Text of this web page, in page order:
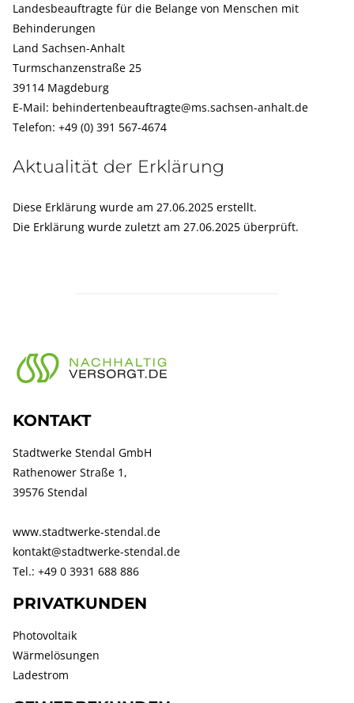
Landesbeauftragte für die Belange von Menschen mit
Behinderungen
Land Sachsen-Anhalt
Turmschanzenstraße 25
39114 Magdeburg
E-Mail: behindertenbeauftragte@ms.sachsen-anhalt.de
Telefon: +49 (0) 391 567-4674
Aktualität der Erklärung
Diese Erklärung wurde am 27.06.2025 erstellt.
Die Erklärung wurde zuletzt am 27.06.2025 überprüft.
KONTAKT
Stadtwerke Stendal GmbH
Rathenower Straße 1,
39576 Stendal
www.stadtwerke-stendal.de
kontakt@stadtwerke-stendal.de
Tel.: +49 0 3931 688 886
PRIVATKUNDEN
Photovoltaik
Wärmelösungen
Ladestrom